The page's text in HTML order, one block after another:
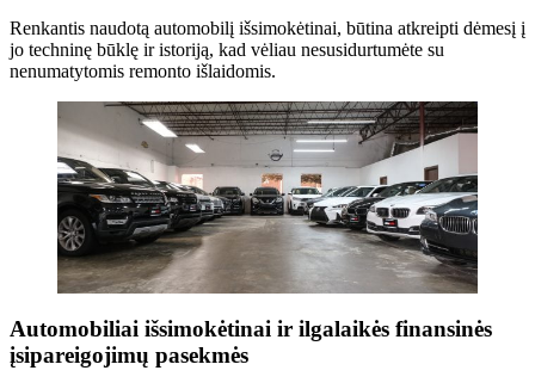
Renkantis naudotą automobilį išsimokėtinai, būtina atkreipti dėmesį į
jo techninę būklę ir istoriją, kad vėliau nesusidurtumėte su
nenumatytomis remonto išlaidomis.
Automobiliai išsimokėtinai ir ilgalaikės finansinės
įsipareigojimų pasekmės